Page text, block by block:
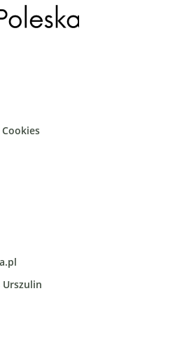
Urszulin